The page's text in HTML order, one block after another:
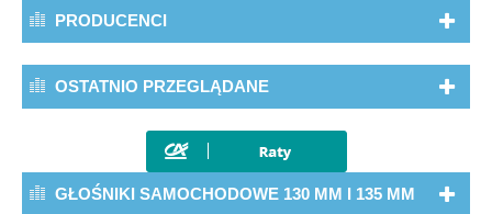
PRODUCENCI
OSTATNIO PRZEGLĄDANE
GŁOŚNIKI SAMOCHODOWE 130 MM I 135 MM